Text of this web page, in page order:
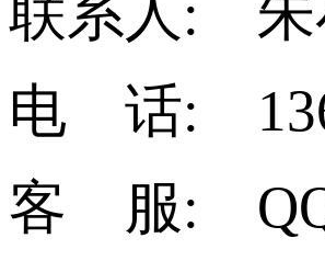
联系人: 朱
电 话:
客 服: